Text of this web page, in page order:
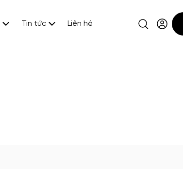
Tin tức Liên hệ